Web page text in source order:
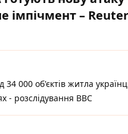
імпічмент –
000 об'єктів житла
- розслідування BBC